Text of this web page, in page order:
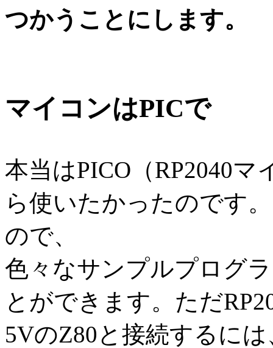
つかうことにします。
マイコンはPICで
本当はPICO（RP2040
ら使いたかったのです
ので、
色々なサンプルプログ
とができます。ただ
5VのZ80と接続するに